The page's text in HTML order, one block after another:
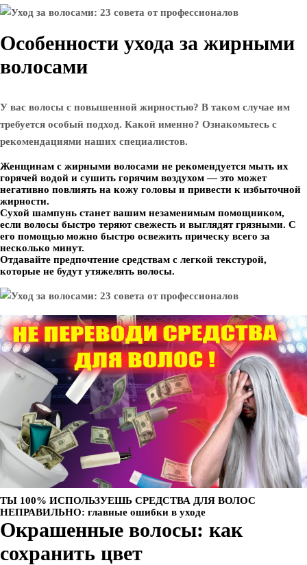
Особенности ухода за жирными
волосами
У вас волосы с повышенной жирностью? В таком случае им
требуется особый подход. Какой именно? Ознакомьтесь с
рекомендациями наших специалистов.
Женщинам с жирными волосами не рекомендуется мыть их
горячей водой и сушить горячим воздухом — это может
негативно повлиять на кожу головы и привести к избыточной
жирности.
Сухой шампунь станет вашим незаменимым помощником,
если волосы быстро теряют свежесть и выглядят грязными. С
его помощью можно быстро освежить прическу всего за
несколько минут.
Отдавайте предпочтение средствам с легкой текстурой,
которые не будут утяжелять волосы.
ТЫ 100% ИСПОЛЬЗУЕШЬ СРЕДСТВА ДЛЯ ВОЛОС
НЕПРАВИЛЬНО: главные ошибки в уходе
Окрашенные волосы: как
сохранить цвет